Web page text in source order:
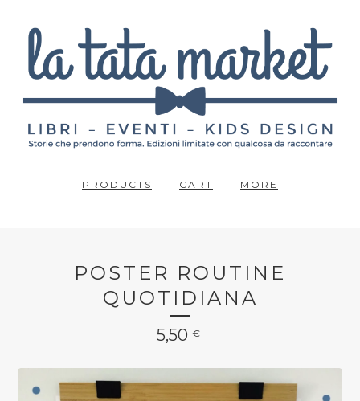
PRODUCTS CART MORE
POSTER ROUTINE
QUOTIDIANA
5,50 €